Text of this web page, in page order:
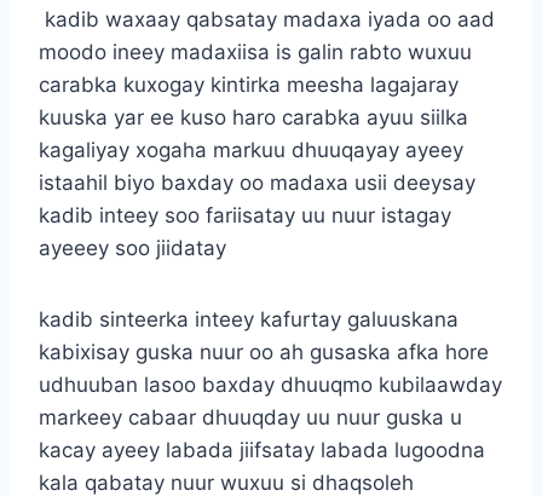
kadib waxaay qabsatay madaxa iyada oo aad
moodo ineey madaxiisa is galin rabto wuxuu
carabka kuxogay kintirka meesha lagajaray
kuuska yar ee kuso haro carabka ayuu siilka
kagaliyay xogaha markuu dhuuqayay ayeey
istaahil biyo baxday oo madaxa usii deeysay
kadib inteey soo fariisatay uu nuur istagay
ayeeey soo jiidatay
kadib sinteerka inteey kafurtay galuuskana
kabixisay guska nuur oo ah gusaska afka hore
udhuuban lasoo baxday dhuuqmo kubilaawday
markeey cabaar dhuuqday uu nuur guska u
kacay ayeey labada jiifsatay labada lugoodna
kala qabatay nuur wuxuu si dhaqsoleh